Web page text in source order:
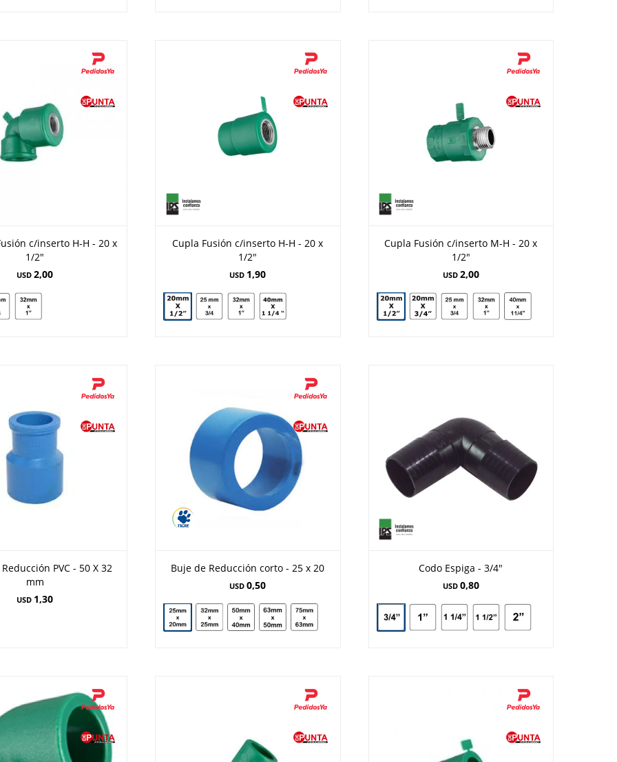
c/inserto H-H - 20 x
1/2"
USD 2,00
Cupla Fusión c/inserto H-H - 20 x
1/2"
USD 1,90
Cupla Fusión c/inserto M-H - 20 x
1/2"
USD 2,00
PVC - 50 X 32
mm
USD 1,30
Buje de Reducción corto - 25 x 20
USD 0,50
Codo Espiga - 3/4"
USD 0,80